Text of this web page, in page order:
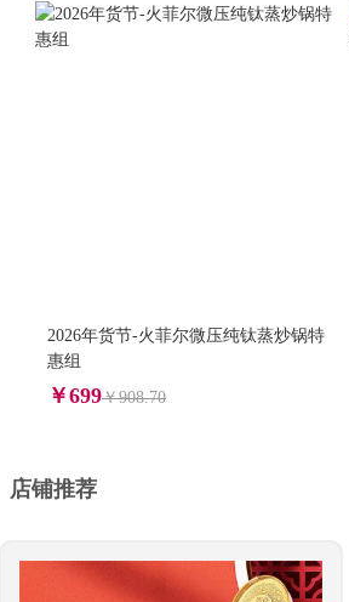
2026年货节-火菲尔微压纯钛蒸炒锅特
惠组
￥699￥908.70
店铺推荐